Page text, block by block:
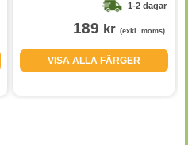
1-2 dagar
189 kr (exkl. moms)
VISA ALLA FÄRGER